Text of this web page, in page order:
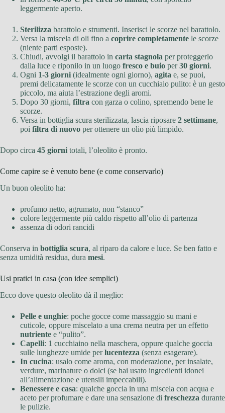
leggermente aperto.
Sterilizza barattolo e strumenti. Inserisci le scorze nel barattolo.
Versa la miscela di oli fino a coprire completamente le scorze
(niente parti esposte).
Chiudi, avvolgi il barattolo in carta stagnola per proteggerlo
dalla luce e riponilo in un luogo fresco e buio per30 giorni.
Ogni 1-3 giorni (idealmente ogni giorno), agita e, se puoi,
premi delicatamente le scorze con un cucchiaio pulito: è un gesto
piccolo, ma aiuta l’estrazione degli aromi.
Dopo 30 giorni, filtra con garza o colino, spremendo bene le
scorze.
Versa in bottiglia scura sterilizzata, lascia riposare 2 settimane,
poi filtra di nuovo per ottenere un olio più limpido.
Dopo circa 45 giorni totali, l’oleolito è pronto.
Come capire se è venuto bene (e come conservarlo)
Un buon oleolito ha:
profumo netto, agrumato, non “stanco”
colore leggermente più caldo rispetto all’olio di partenza
assenza di odori rancidi
Conserva in bottiglia scura, al riparo da calore e luce. Se ben fatto e
senza umidità residua, dura mesi.
Usi pratici in casa (con idee semplici)
Ecco dove questo oleolito dà il meglio:
Pelle e unghie: poche gocce come massaggio su mani e
cuticole, oppure miscelato a una crema neutra per un effetto
nutriente e “pulito”.
Capelli: 1 cucchiaino nella maschera, oppure qualche goccia
sulle lunghezze umide perlucentezza (senza esagerare).
In cucina: usalo come aroma, con moderazione, per insalate,
verdure, marinature o dolci (se hai usato ingredienti idonei
all’alimentazione e utensili impeccabili).
Benessere e casa: qualche goccia in una miscela con acqua e
aceto per profumare e dare una sensazione di freschezza durante
le pulizie.